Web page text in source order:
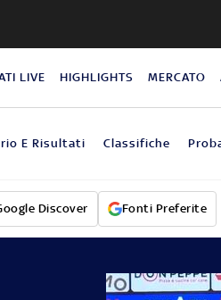
LIVE HIGHLIGHTS MERCATO
E Risultati Classifiche
Discover Fonti Preferite